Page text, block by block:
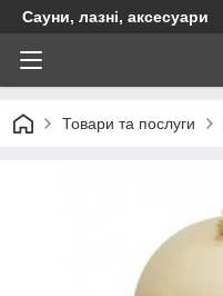
Сауни, лазні, аксесуари
Товари та послуги